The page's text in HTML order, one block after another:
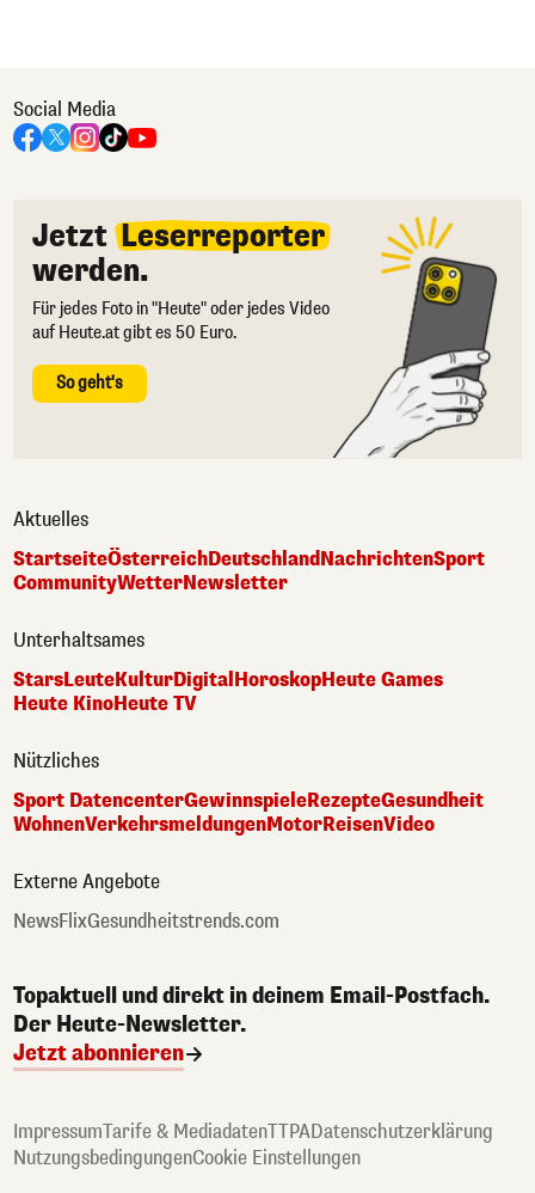
Social Media
Jetzt Leserreporter
werden.
Für jedes Foto in "Heute" oder jedes Video
auf Heute.at gibt es 50 Euro.
So geht's
Aktuelles
StartseiteÖsterreichDeutschlandNachrichtenSport
CommunityWetterNewsletter
Unterhaltsames
StarsLeuteKulturDigital HoroskopHeute Games
Heute KinoHeute TV
Nützliches
Sport DatencenterGewinnspieleRezepteGesundheit
WohnenVerkehrsmeldungenMotorReisenVideo
Externe Angebote
NewsFlixGesundheitstrends.com
Topaktuell und direkt in deinem Email-Postfach.
Der Heute-Newsletter.
Jetzt abonnieren
ImpressumTarife & MediadatenTTPADatenschutzerklärung
NutzungsbedingungenCookie Einstellungen